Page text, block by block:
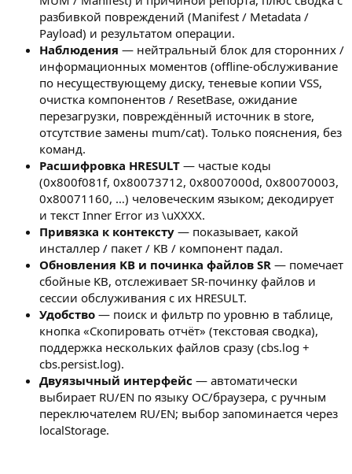
разбивкой повреждений (Manifest / Metadata /
Payload) и результатом операции.
Наблюдения — нейтральный блок для сторонних /
информационных моментов (offline-обслуживание
по несуществующему диску, теневые копии VSS,
очистка компонентов / ResetBase, ожидание
перезагрузки, повреждённый источник в store,
отсутствие замены mum/cat). Только пояснения, без
команд.
Расшифровка HRESULT — частые коды
(0x800f081f, 0x80073712, 0x8007000d, 0x80070003,
0x80071160, …) человеческим языком; декодирует
и текст Inner Error из \uXXXX.
Привязка к контексту — показывает, какой
инсталлер / пакет / KB / компонент падал.
Обновления KB и починка файлов SR — помечает
сбойные KB, отслеживает SR-починку файлов и
сессии обслуживания с их HRESULT.
Удобство — поиск и фильтр по уровню в таблице,
кнопка «Скопировать отчёт» (текстовая сводка),
поддержка нескольких файлов сразу (cbs.log +
cbs.persist.log).
Двуязычный интерфейс — автоматически
выбирает RU/EN по языку ОС/браузера, с ручным
переключателем RU/EN; выбор запоминается через
localStorage.